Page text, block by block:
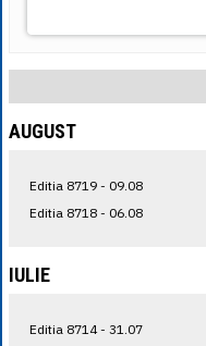
AUGUST
Editia 8719 - 09.08
Editia 8718 - 06.08
IULIE
Editia 8714 - 31.07